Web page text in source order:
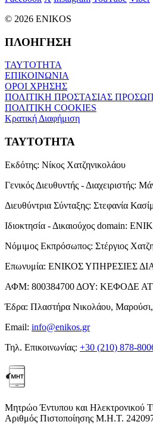
© 2026 ENIKOS
ΠΛΟΗΓΗΣΗ
ΤΑΥΤΟΤΗΤΑ
ΕΠΙΚΟΙΝΩΝΙΑ
ΟΡΟΙ ΧΡΗΣΗΣ
ΠΟΛΙΤΙΚΗ ΠΡΟΣΤΑΣΙΑΣ
ΠΟΛΙΤΙΚΗ COOKIES
Κρατική Διαφήμιση
ΤΑΥΤΟΤΗΤΑ
Εκδότης: Νίκος Χατζηνικολάου
Γενικός Διευθυντής - Διαχειριστής:
Διευθύντρια Σύνταξης: Στεφανία
Ιδιοκτησία - Δικαιούχος domain:
Νόμιμος Εκπρόσωπος: Στέργιος
Επωνυμία: ΕΝΙΚΟΣ ΥΠΗΡΕΣΙΕΣ
ΑΦΜ: 800384700 ΔΟΥ: ΚΕΦΟΔΕ
Έδρα: Πλαστήρα Νικολάου,
Email: info@enikos.gr
Τηλ. Επικοινωνίας: +30 (210) 878-
Μητρώο Έντυπου και Ηλεκτρονικού
Αριθμός Πιστοποίησης Μ.Η.Τ.